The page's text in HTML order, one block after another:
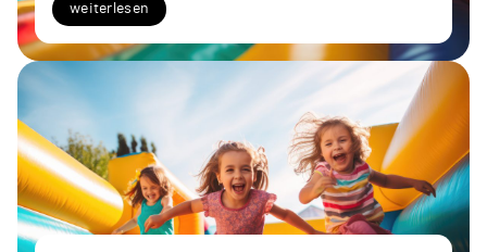
weiterlesen